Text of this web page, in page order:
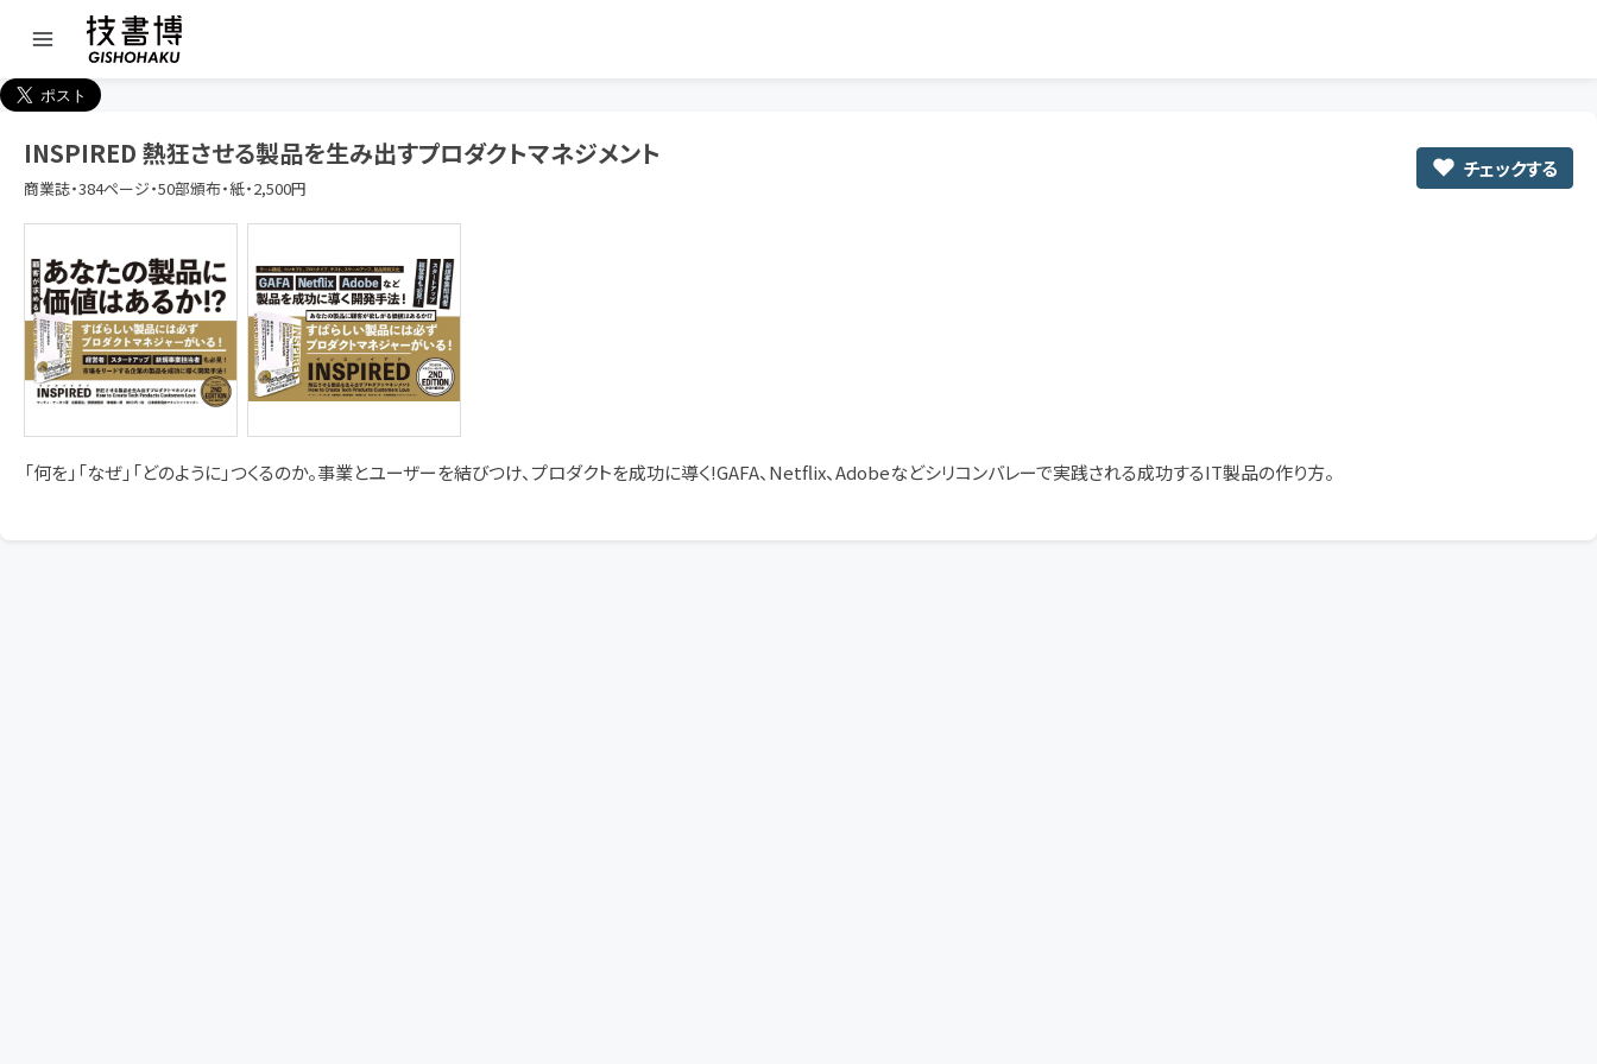
INSPIRED 熱狂させる製品を生み出すプロダクトマネジメント
商業誌・384ページ・50部頒布・紙・2,500円
チェックする
「何を」「なぜ」「どのように」つくるのか。事業とユーザーを結びつけ、プロダクトを成功に導く!GAFA、Netflix、Adobeなどシリコンバレーで実践される成功するIT製品の作り方。